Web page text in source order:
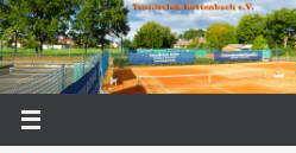
Zum
Inhalt
springen